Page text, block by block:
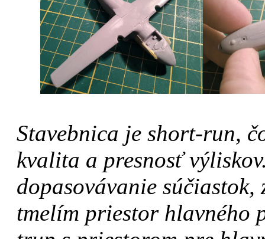
Stavebnica je short-run,
kvalita a presnosť
dopasovávanie
tmelím priestor hlavného